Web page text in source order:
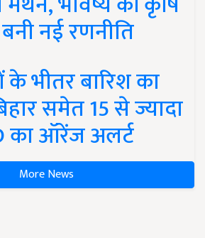
नई रणनीति
भीतर बारिश का
समेत 15 से ज्यादा
का ऑरेंज अलर्ट
More News